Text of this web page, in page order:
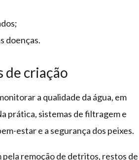
doenças.
de criação
a qualidade da água, em
prática, sistemas de filtragem e
estar e a segurança dos peixes.
pela remoção de detritos, restos de